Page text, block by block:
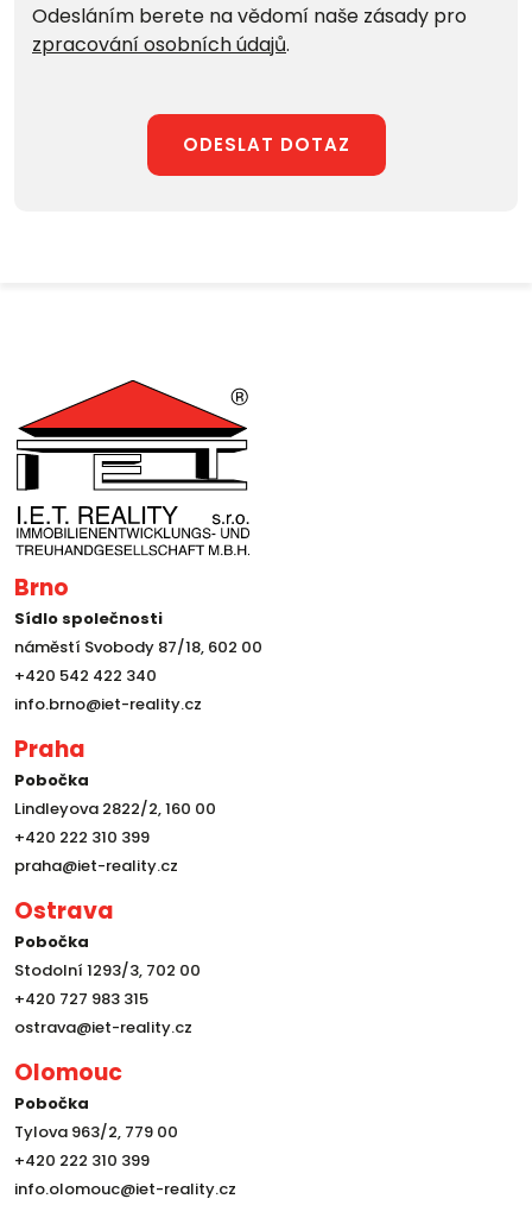
Odesláním berete na vědomí naše zásady pro
zpracování osobních údajů.
ODESLAT DOTAZ
Brno
Sídlo společnosti
náměstí Svobody 87/18, 602 00
+420 542 422 340
info.brno@iet-reality.cz
Praha
Pobočka
Lindleyova 2822/2, 160 00
+420 222 310 399
praha@iet-reality.cz
Ostrava
Pobočka
Stodolní 1293/3, 702 00
+420 727 983 315
ostrava@iet-reality.cz
Olomouc
Pobočka
Tylova 963/2, 779 00
+420 222 310 399
info.olomouc@iet-reality.cz